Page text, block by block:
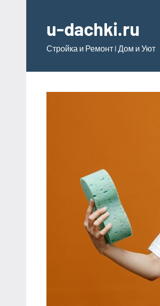
содержимому
u-dachki.ru
Стройка и Ремонт l Дом и Уют